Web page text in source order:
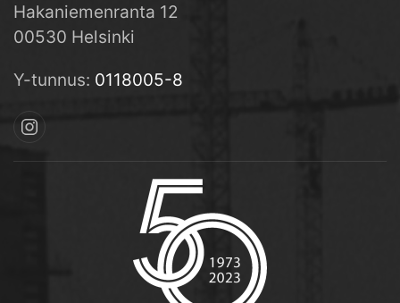
Hakaniemenranta 12
00530 Helsinki
Y-tunnus: 0118005-8